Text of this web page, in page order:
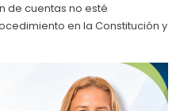
- POA
Y REPORTES
de cuentas no esté
en la Constitución y